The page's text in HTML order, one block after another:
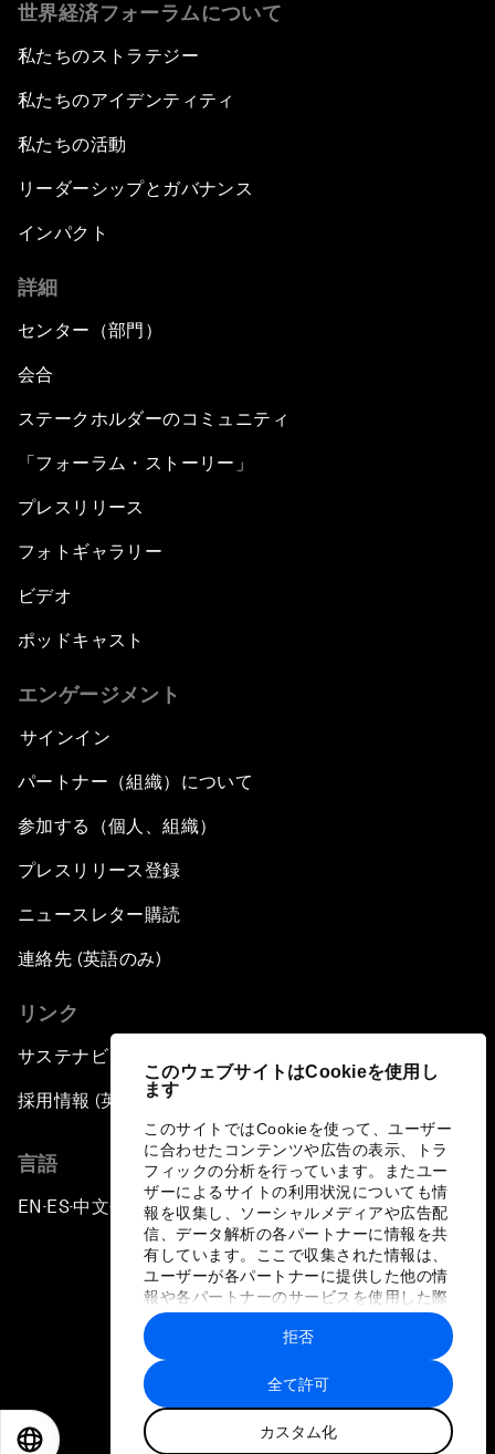
このウェブサイトはCookieを使用し
ます
このサイトではCookieを使って、ユーザー
に合わせたコンテンツや広告の表示、トラ
フィックの分析を行っています。またユー
ザーによるサイトの利用状況についても情
報を収集し、ソーシャルメディアや広告配
信、データ解析の各パートナーに情報を共
有しています。ここで収集された情報は、
ユーザーが各パートナーに提供した他の情
報や各パートナーのサービスを使用した際
に収集された情報と組み合わされ、各パー
トナーによって使用されることがありま
す。
全て許可
カスタム化
拒否
世界経済フォーラムについて
私たちのストラテジー
私たちのアイデンティティ
私たちの活動
リーダーシップとガバナンス
インパクト
詳細
センター（部門）
会合
ステークホルダーのコミュニティ
「フォーラム・ストーリー」
プレスリリース
フォトギャラリー
ビデオ
ポッドキャスト
エンゲージメント
サインイン
パートナー（組織）について
参加する（個人、組織）
プレスリリース登録
ニュースレター購読
連絡先 (英語のみ)
リンク
サステナビリティへの取り組み
採用情報 (英語のみ)
言語
EN ▪ ES▪中文▪ 日本語
プライバシーポリシーと利用規約
サイトマップ
©
世界経済フォーラム